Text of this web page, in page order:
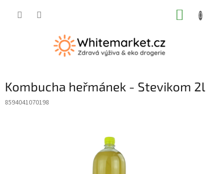
Kombucha heřmánek - Stevikom 2l
8594041070198